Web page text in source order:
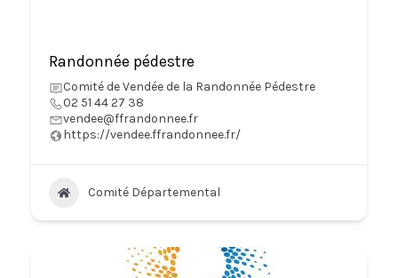
Randonnée pédestre
Comité de Vendée de la Randonnée Pédestre
02 51 44 27 38
vendee@ffrandonnee.fr
https://vendee.ffrandonnee.fr/
Comité Départemental